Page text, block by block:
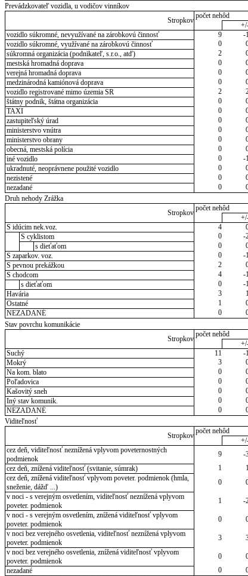
Prevádzkovateľ vozidla, u vodičov vinníkov
Stropkov
počet nehôd
vozidlo súkromné, nevyužívané na zárobkovú činnosť
9 -
vozidlo súkromné, využívané na zárobkovú činnosť
0
súkromná organizácia (podnikateľ, s.r.o., atď)
2
mestská hromadná doprava
0
verejná hromadná doprava
0
medzinárodná kamiónová doprava
0
vozidlo registrované mimo územia SR
2
štátny podnik, štátna organizácia
0
TAXI
0
zastupiteľský úrad
0
ministerstvo vnútra
0
ministerstvo obrany
0
obecná, mestská polícia
0
iné vozidlo
0 -
ukradnuté, neoprávnene použité vozidlo
0
nezistené
0
nezadané
0
Druh nehody Zrážka
Stropkov
počet nehôd
S idúcim nek.voz.
4
S cyklistom
0 -
s dieťaťom
0
S zaparkov. voz.
0 -
S pevnou prekážkou
2
S chodcom
4 -
s dieťaťom
0 -
Havária
3
Ostatné
1
NEZADANÉ
0
Stav povrchu komunikácie
Stropkov
počet nehôd
Suchý
11 -1
Mokrý
3
Na kom. blato
0
Poľadovica
0
Kašovitý sneh
0
Iný stav komunik.
0
NEZADANÉ
0
Viditeľnosť
Stropkov
počet nehôd
cez deň, viditeľnosť neznížená vplyvom poveternostných
podmienok
9 -
cez deň, znížená viditeľnosť (svitanie, súmrak)
1 1
cez deň, znížená viditeľnosť vplyvom poveter. podmienok (hmla,
sneženie, dážď ...)
0
v noci - s verejným osvetlením, viditeľnosť neznížená vplyvom
poveter. podmienok
1 -
v noci - s verejným osvetlením, znížená viditeľnosť vplyvom
poveter. podmienok
0
v noci bez verejného osvetlenia, viditeľnosť neznížená vplyvom
poveter. podmienok
3
v noci bez verejného osvetlenia, znížená viditeľnosť vplyvom
poveter. podmienok
0
nezadané
0